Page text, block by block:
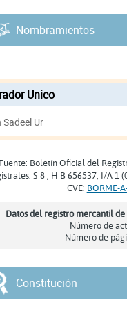
Nombramientos
Unico
Sadeel Ur
Fuente: Boletín Oficial del
S 8 , H B 656537, I/A 1
CVE: BORME-
Datos del registro mercantil
Número de
Número de
Constitución